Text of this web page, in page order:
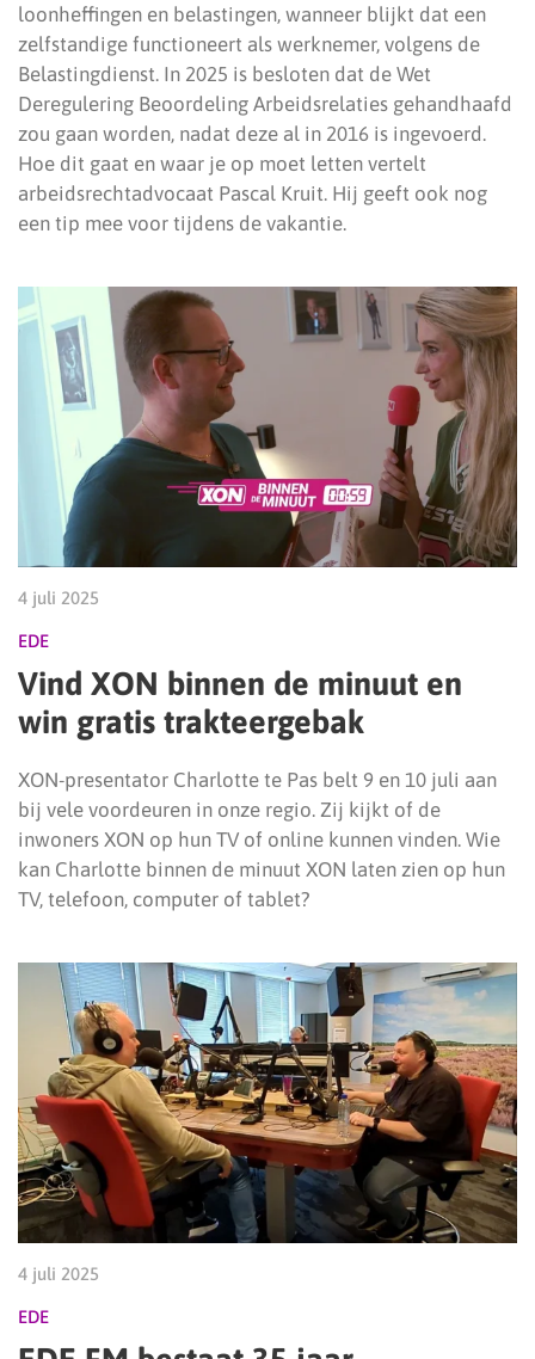
loonheffingen en belastingen, wanneer blijkt dat een
zelfstandige functioneert als werknemer, volgens de
Belastingdienst. In 2025 is besloten dat de Wet
Deregulering Beoordeling Arbeidsrelaties gehandhaafd
zou gaan worden, nadat deze al in 2016 is ingevoerd.
Hoe dit gaat en waar je op moet letten vertelt
arbeidsrechtadvocaat Pascal Kruit. Hij geeft ook nog
een tip mee voor tijdens de vakantie.
4 juli 2025
EDE
Vind XON binnen de minuut en
win gratis trakteergebak
XON-presentator Charlotte te Pas belt 9 en 10 juli aan
bij vele voordeuren in onze regio. Zij kijkt of de
inwoners XON op hun TV of online kunnen vinden. Wie
kan Charlotte binnen de minuut XON laten zien op hun
TV, telefoon, computer of tablet?
4 juli 2025
EDE